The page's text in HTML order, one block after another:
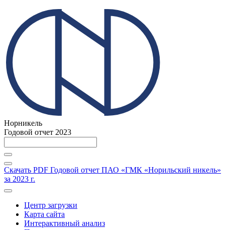
Норникель
Годовой отчет 2023
Скачать PDF Годовой отчет ПАО «ГМК «Норильский никель»
за 2023 г.
Центр загрузки
Карта сайта
Интерактивный анализ